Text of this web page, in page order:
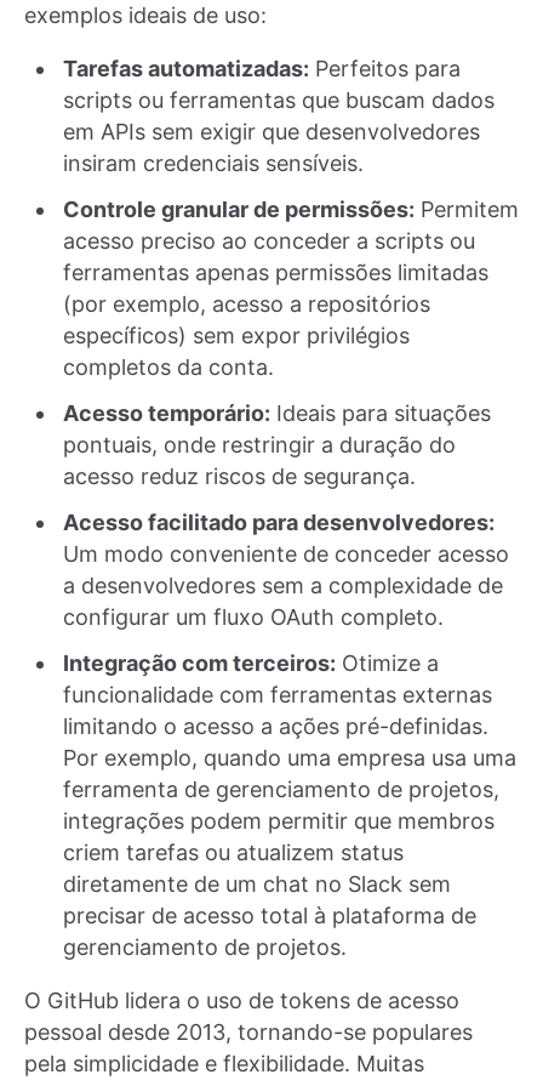
exemplos ideais de uso:
Tarefas automatizadas: Perfeitos para
scripts ou ferramentas que buscam dados
em APIs sem exigir que desenvolvedores
insiram credenciais sensíveis.
Controle granular de permissões: Permitem
acesso preciso ao conceder a scripts ou
ferramentas apenas permissões limitadas
(por exemplo, acesso a repositórios
específicos) sem expor privilégios
completos da conta.
Acesso temporário: Ideais para situações
pontuais, onde restringir a duração do
acesso reduz riscos de segurança.
Acesso facilitado para desenvolvedores:
Um modo conveniente de conceder acesso
a desenvolvedores sem a complexidade de
configurar um fluxo OAuth completo.
Integração com terceiros: Otimize a
funcionalidade com ferramentas externas
limitando o acesso a ações pré-definidas.
Por exemplo, quando uma empresa usa uma
ferramenta de gerenciamento de projetos,
integrações podem permitir que membros
criem tarefas ou atualizem status
diretamente de um chat no Slack sem
precisar de acesso total à plataforma de
gerenciamento de projetos.
O GitHub lidera o uso de tokens de acesso
pessoal desde 2013, tornando-se populares
pela simplicidade e flexibilidade. Muitas